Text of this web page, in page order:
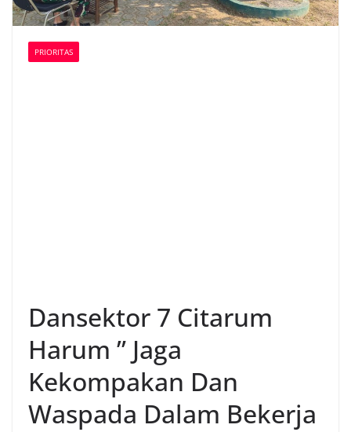
PRIORITAS
Dansektor 7 Citarum
Harum ” Jaga
Kekompakan Dan
Waspada Dalam Bekerja